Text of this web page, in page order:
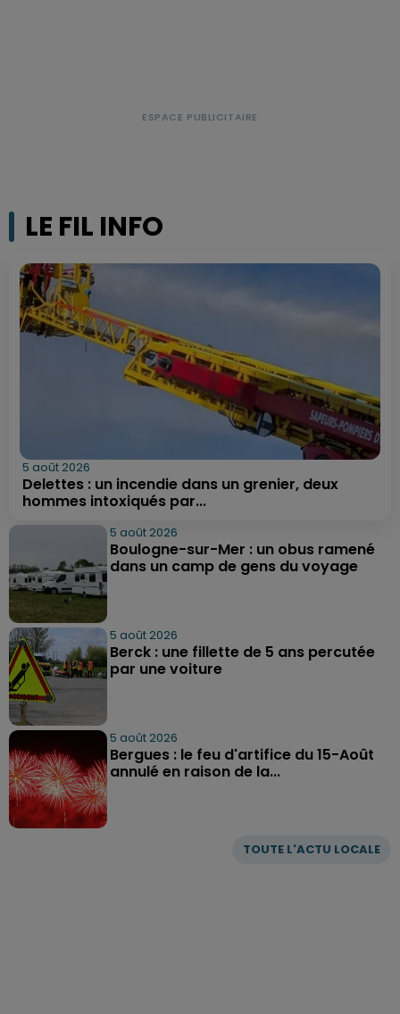
LE FIL INFO
TOUTE L'ACTU LOCALE
5 août 2026
Delettes : un incendie dans un grenier, deux
hommes intoxiqués par...
5 août 2026
Boulogne-sur-Mer : un obus ramené
dans un camp de gens du voyage
5 août 2026
Berck : une fillette de 5 ans percutée
par une voiture
5 août 2026
Bergues : le feu d'artifice du 15-Août
annulé en raison de la...